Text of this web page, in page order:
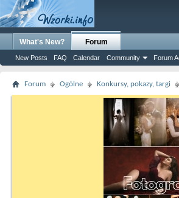
What's New? Forum
New Posts FAQ Calendar Community Forum
Forum Ogólne Konkursy, pokazy, targi